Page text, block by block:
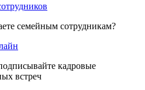
семейным сотрудникам?
кадровые
встреч